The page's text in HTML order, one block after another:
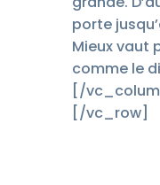
porte
Mieux vaut
comme le
[/
[/vc_row]